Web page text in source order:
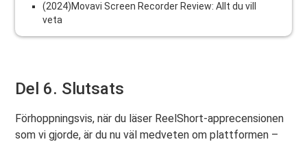
(2024)Movavi Screen Recorder Review: Allt du vill
veta
Del 6. Slutsats
Förhoppningsvis, när du läser ReelShort-apprecensionen
som vi gjorde, är du nu väl medveten om plattformen –